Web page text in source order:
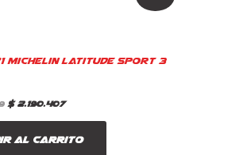
Michelin Latitude Sport 3
$2.190.407
al carrito